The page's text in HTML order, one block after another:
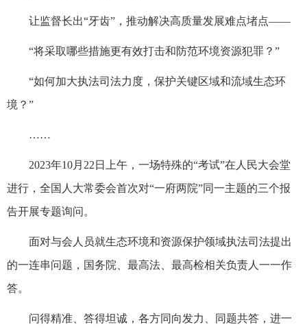
让监督长出“牙齿”，推动解决高质量发展难点堵点——
“将采取哪些措施更有效打击和防范环境资源犯罪？”
“如何加大执法司法力度，保护关键区域和流域生态环
境？”
……
2023年10月22日上午，一场特殊的“考试”在人民大会堂
进行，全国人大常委会首次对“一府两院”同一主题的三个报
告开展专题询问。
面对与会人员就生态环境和资源保护领域执法司法提出
的一连串问题，国务院、最高法、最高检相关负责人一一作
答。
问得精准、答得坦诚，各方同向发力、同题共答，进一